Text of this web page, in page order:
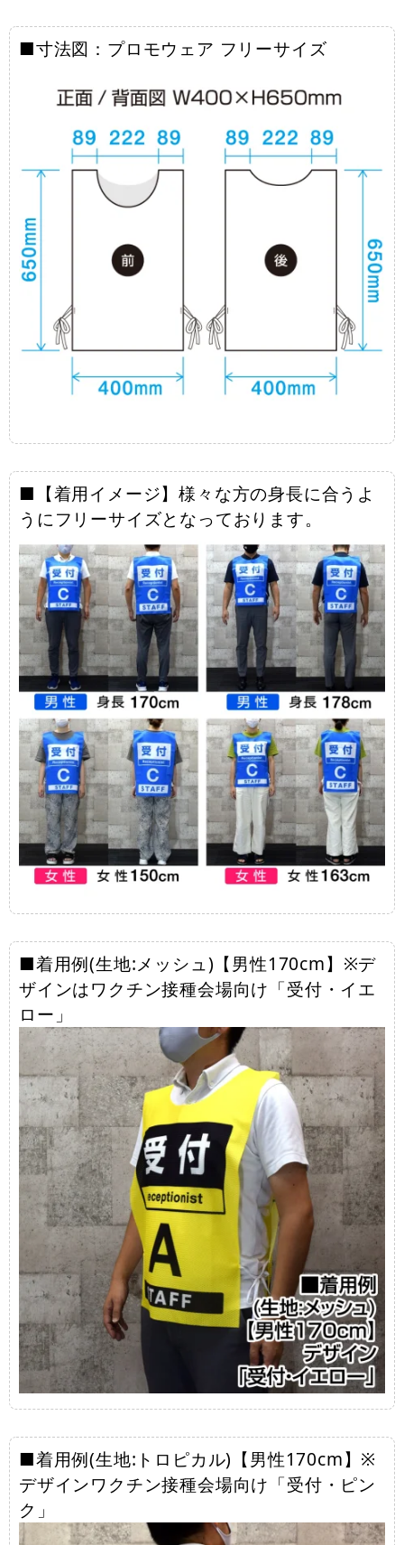
■寸法図：プロモウェア フリーサイズ
■【着用イメージ】様々な方の身長に合うよ
うにフリーサイズとなっております。
■着用例(生地:メッシュ)【男性170cm】※デ
ザインはワクチン接種会場向け「受付・イエ
ロー」
■着用例(生地:トロピカル)【男性170cm】※
デザインワクチン接種会場向け「受付・ピン
ク」